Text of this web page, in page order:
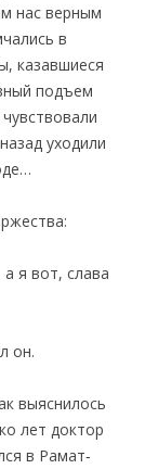
нас верным
в
казавшиеся
подъем
уходили
я вот, слава
он.
выяснилось
лет доктор
в Рамат‐